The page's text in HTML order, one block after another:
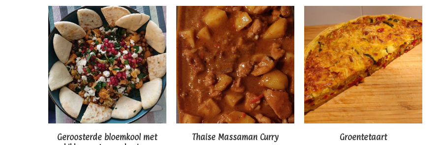
Geroosterde bloemkool met
Thaise Massaman Curry Groentetaart